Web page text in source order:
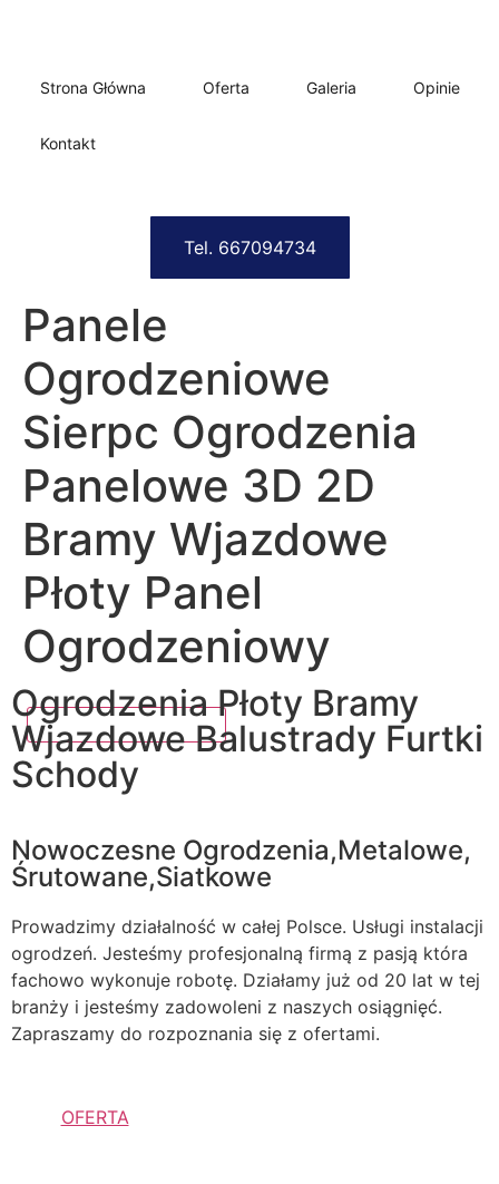
Strona Główna Oferta Galeria Opinie
Kontakt
Tel. 667094734
Panele
Ogrodzeniowe
Sierpc Ogrodzenia
Panelowe 3D 2D
Bramy Wjazdowe
Płoty Panel
Ogrodzeniowy
Ogrodzenia Płoty Bramy
Wjazdowe Balustrady Furtki
Schody
Nowoczesne Ogrodzenia,Metalowe,
Śrutowane,Siatkowe
Prowadzimy działalność w całej Polsce. Usługi instalacji
ogrodzeń. Jesteśmy profesjonalną firmą z pasją która
fachowo wykonuje robotę. Działamy już od 20 lat w tej
branży i jesteśmy zadowoleni z naszych osiągnięć.
Zapraszamy do rozpoznania się z ofertami.
OFERTA